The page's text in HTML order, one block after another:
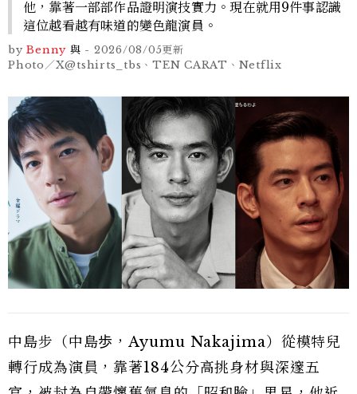
他，靠著一部部作品證明演技實力。現在就用9件事認識
這位越看越有味道的變色龍演員。
by Benny 與 - 2026/08/05更新
Photo／X@tshirts_tbs、TEN CARAT、Netflix
中島步（中島歩，Ayumu Nakajima）從模特兒
轉行成為演員，靠著184公分高挑身材與深邃五